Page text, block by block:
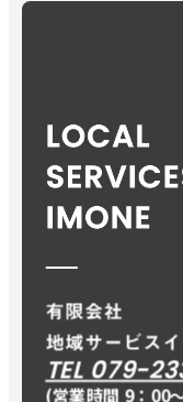
TEL 079-
(営業時間 9：00